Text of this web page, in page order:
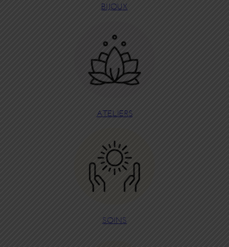
BIJOUX
ATELIERS
SOINS